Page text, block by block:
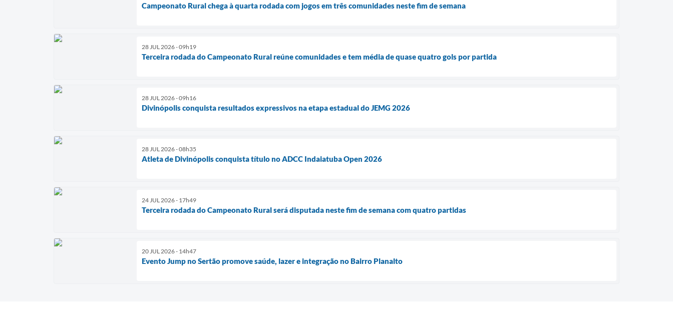
Campeonato Rural chega à quarta rodada com jogos em três comunidades neste fim de semana
28 JUL 2026 - 09h19
Terceira rodada do Campeonato Rural reúne comunidades e tem média de quase quatro gols por partida
28 JUL 2026 - 09h16
Divinópolis conquista resultados expressivos na etapa estadual do JEMG 2026
28 JUL 2026 - 08h35
Atleta de Divinópolis conquista título no ADCC Indaiatuba Open 2026
24 JUL 2026 - 17h49
Terceira rodada do Campeonato Rural será disputada neste fim de semana com quatro partidas
20 JUL 2026 - 14h47
Evento Jump no Sertão promove saúde, lazer e integração no Bairro Planalto